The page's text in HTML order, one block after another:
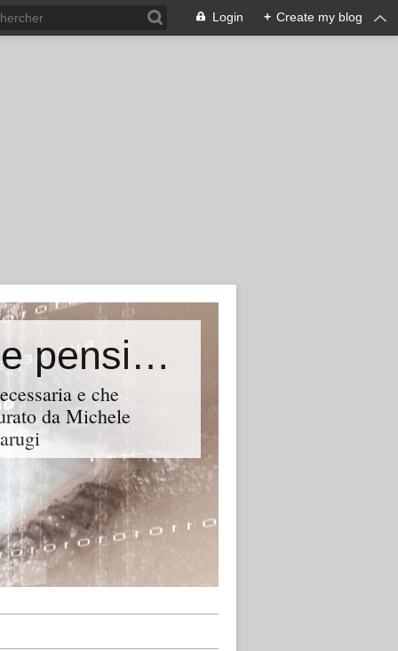
Login + Create my blog
Pensionandi (Basta con i tagli alle pensioni)
e che
da Michele